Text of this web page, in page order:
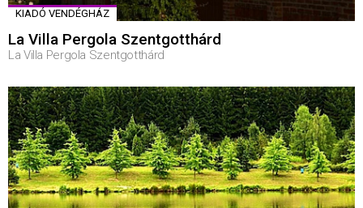
KIADÓ VENDÉGHÁZ
La Villa Pergola Szentgotthárd
La Villa Pergola Szentgotthárd